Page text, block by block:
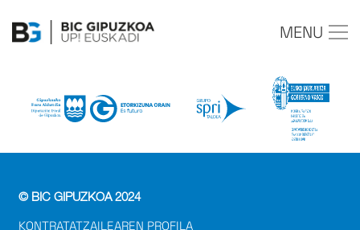
MENU
© BIC GIPUZKOA 2024
KONTRATATZAILEAREN PROFILA